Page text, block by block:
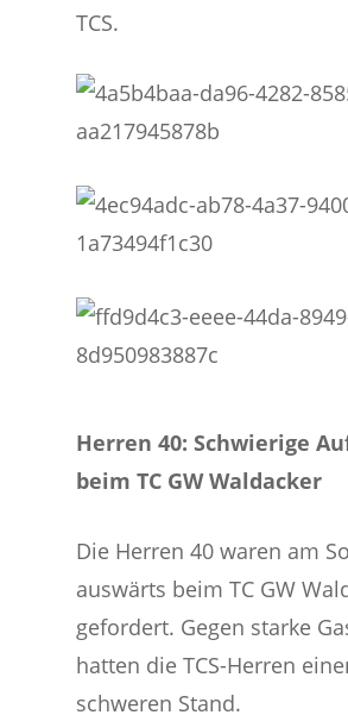
TCS.
Herren 40: Schwierige
beim TC GW Waldacker
Die Herren 40 waren am
auswärts beim TC GW
gefordert. Gegen starke
hatten die TCS-Herren
schweren Stand.